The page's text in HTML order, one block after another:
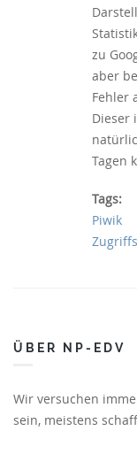
zu
aber
Fehler
Dieser
Tagen
Tags:
Piwik
ÜBER NP-EDV
Wir versuchen
sein, meistens